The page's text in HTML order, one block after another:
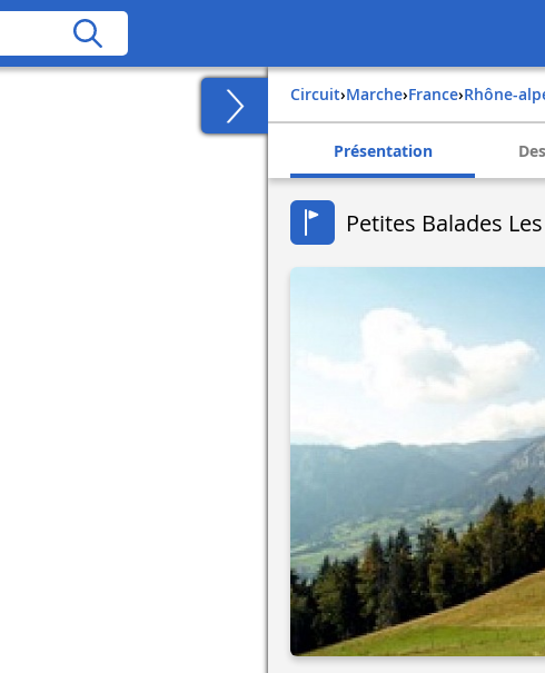
Circuit› Marche› france› rhône-
Présentation
Petites Balades